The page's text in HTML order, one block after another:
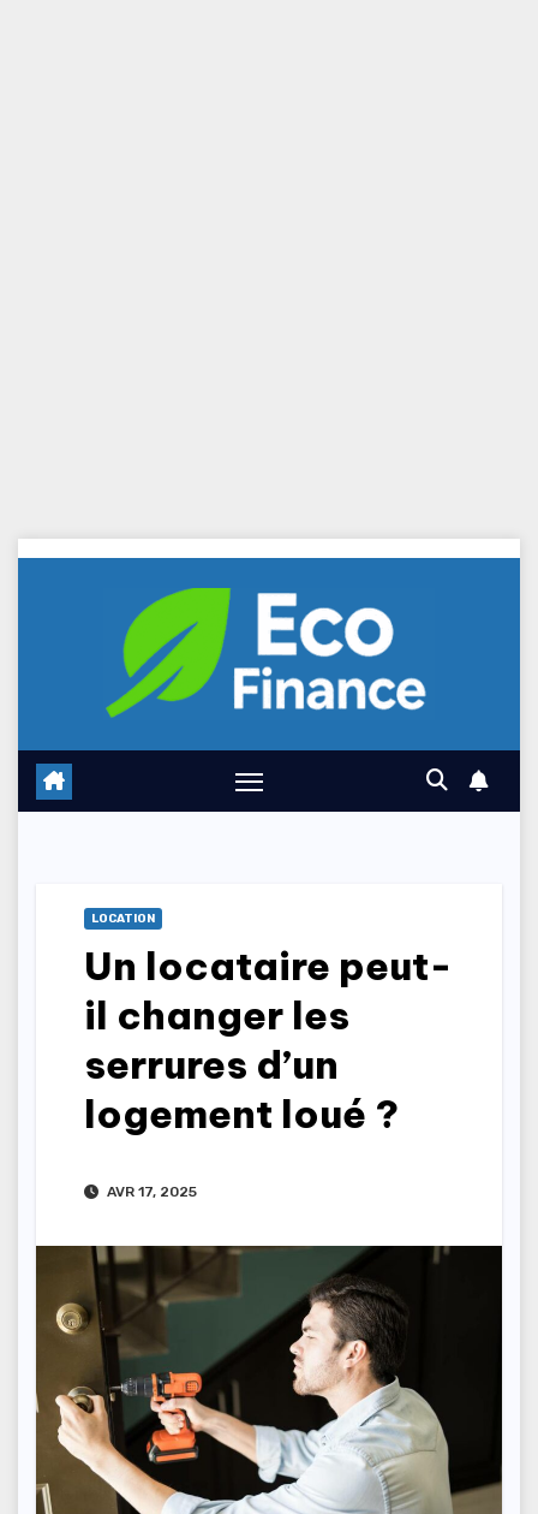
Skip
LOCATION
Un locataire peut-
il changer les
serrures d’un
logement loué ?
AVR 17, 2025